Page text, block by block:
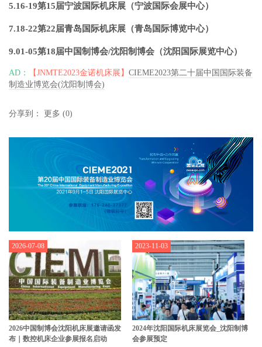
5.16-19第15届宁波国际机床展（宁波国际会展中心）
7.18-22第22届青岛国际机床展（青岛国际博览中心）
9.01-05第18届中国制博会/沈阳制博会（沈阳国际展览中心）
AD： 【JNMTE2023金诺机床展】 CIEME2023第二十届中国国际装备
制造业博览会(沈阳制博会)
分享到： 更多 (0)
2026中国制博会沈阳机床展邀请函发
布｜数控机床企业参展报名启动
2026-07-08
2024年沈阳国际机床展览会_沈阳制博
会参展预定
2023-11-03